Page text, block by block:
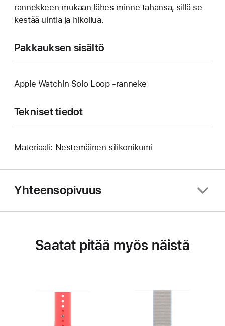
rannekkeen mukaan lähes minne tahansa, sillä se
kestää uintia ja hikoilua.
Pakkauksen sisältö
Apple Watchin Solo Loop ‑ranneke
Tekniset tiedot
Materiaali: Nestemäinen silikonikumi
Yhteensopivuus
Saatat pitää myös näistä